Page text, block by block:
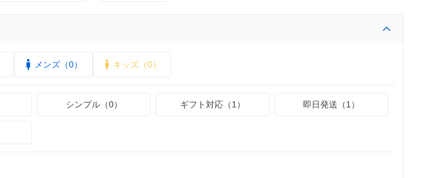
メンズ（0） キッズ（0）
シンプル（0） ギフト対応（1） 即日発送（1）